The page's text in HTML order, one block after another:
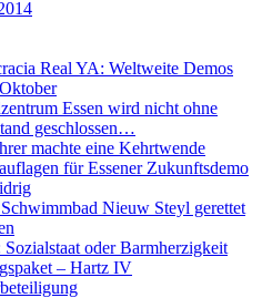
Real YA: Weltweite Demos
Essen wird nicht ohne
geschlossen…
machte eine Kehrtwende
für Essener Zukunftsdemo
Nieuw Steyl gerettet
oder Barmherzigkeit
– Hartz IV